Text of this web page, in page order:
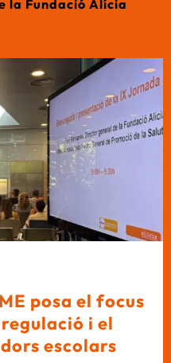
la Fundació Alícia
posa el focus
i el
escolars